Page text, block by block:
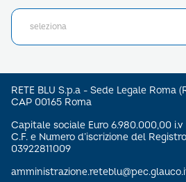
RETE BLU S.p.a - Sede Legale Roma
CAP 00165 Roma
Capitale sociale Euro 6.980.000,00 i.v
C.F. e Numero d’iscrizione del
03922811009